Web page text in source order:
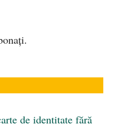
de identitate fără